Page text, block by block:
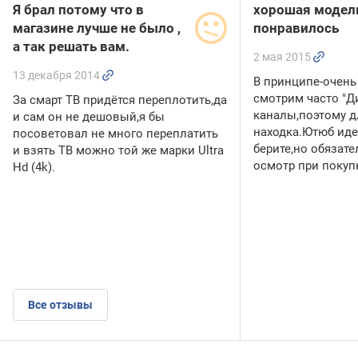
Я брал потому что в
магазине лучше не было ,
а так решать вам.
13 декабря 2014
За смарт ТВ придётся переплотить,да
и сам он не дешовый,я бы
посоветовал не много переплатить
и взять ТВ можно той же марки Ultra
Hd (4k).
Все отзывы
хорошая
понравилось
2 мая 2015
В принципе-
смотрим часто
каналы,поэтому
находка.Ютюб
берите,но
осмотр при